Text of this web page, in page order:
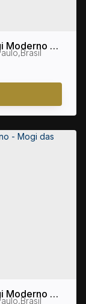
Moderno -
,Brasil
Moderno -
,Brasil